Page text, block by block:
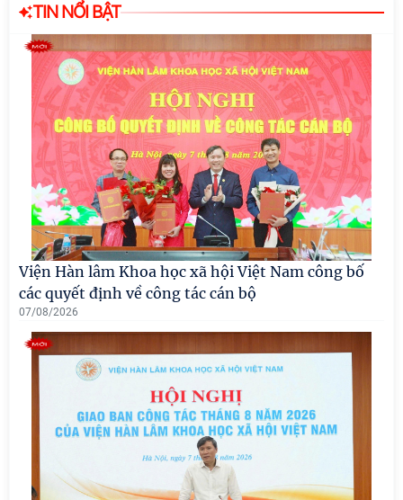
TIN NỔI BẬT
Viện Hàn lâm Khoa học xã hội Việt Nam công bố
các quyết định về công tác cán bộ
07/08/2026